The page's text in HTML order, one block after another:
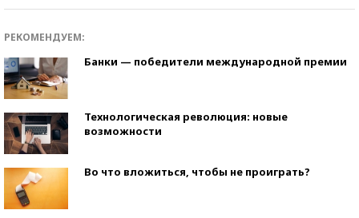
РЕКОМЕНДУЕМ:
Банки — победители международной премии
Технологическая революция: новые
возможности
Во что вложиться, чтобы не проиграть?